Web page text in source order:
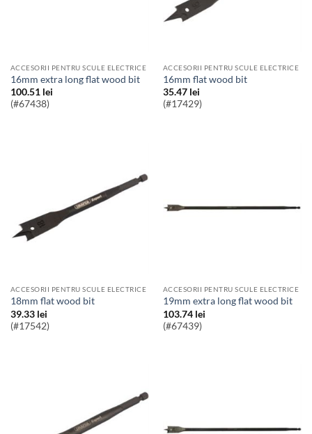
ACCESORII PENTRU SCULE ELECTRICE
16mm extra long flat wood bit
100.51 lei
(#67438)
ACCESORII PENTRU SCULE ELECTRICE
16mm flat wood bit
35.47 lei
(#17429)
ACCESORII PENTRU SCULE ELECTRICE
18mm flat wood bit
39.33 lei
(#17542)
ACCESORII PENTRU SCULE ELECTRICE
19mm extra long flat wood bit
103.74 lei
(#67439)